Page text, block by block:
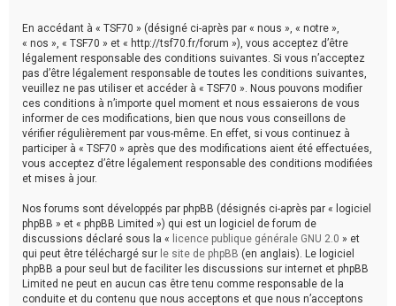
En accédant à « TSF70 » (désigné ci-après par « nous », « notre »,
« nos », « TSF70 » et « http://tsf70.fr/forum »), vous acceptez d’être
légalement responsable des conditions suivantes. Si vous n’acceptez
pas d’être légalement responsable de toutes les conditions suivantes,
veuillez ne pas utiliser et accéder à « TSF70 ». Nous pouvons modifier
ces conditions à n’importe quel moment et nous essaierons de vous
informer de ces modifications, bien que nous vous conseillons de
vérifier régulièrement par vous-même. En effet, si vous continuez à
participer à « TSF70 » après que des modifications aient été effectuées,
vous acceptez d’être légalement responsable des conditions modifiées
et mises à jour.
Nos forums sont développés par phpBB (désignés ci-après par « logiciel
phpBB » et « phpBB Limited ») qui est un logiciel de forum de
discussions déclaré sous la « licence publique générale GNU 2.0 » et
qui peut être téléchargé sur le site de phpBB (en anglais). Le logiciel
phpBB a pour seul but de faciliter les discussions sur internet et phpBB
Limited ne peut en aucun cas être tenu comme responsable de la
conduite et du contenu que nous acceptons et que nous n’acceptons